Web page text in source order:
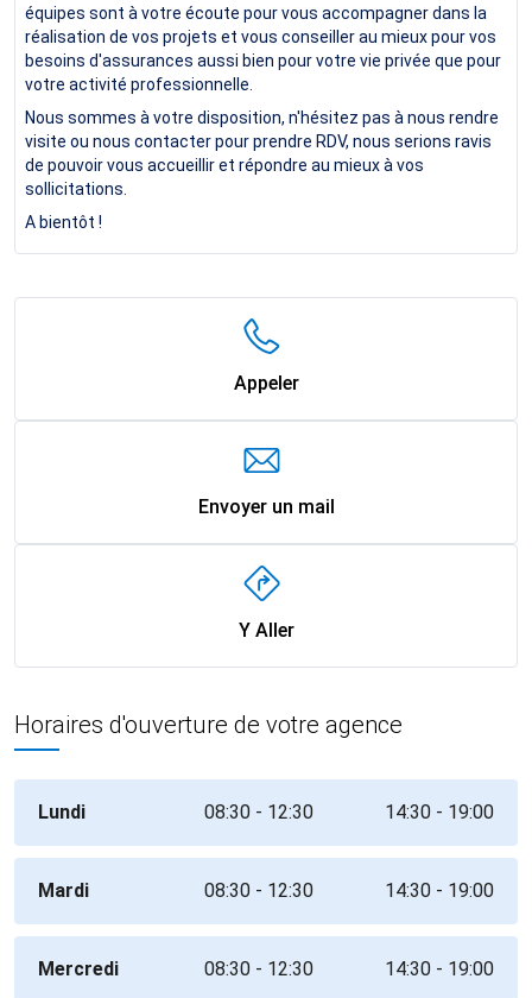
équipes sont à votre écoute pour vous accompagner dans la
réalisation de vos projets et vous conseiller au mieux pour vos
besoins d'assurances aussi bien pour votre vie privée que pour
votre activité professionnelle.
Nous sommes à votre disposition, n'hésitez pas à nous rendre
visite ou nous contacter pour prendre RDV, nous serions ravis
de pouvoir vous accueillir et répondre au mieux à vos
sollicitations.
A bientôt !
Appeler
Envoyer un mail
Y Aller
Horaires d'ouverture de votre agence
Lundi 08:30 - 12:30 14:30 - 19:00
Mardi 08:30 - 12:30 14:30 - 19:00
Mercredi 08:30 - 12:30 14:30 - 19:00